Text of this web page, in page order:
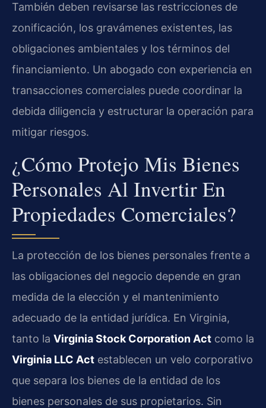
También deben revisarse las restricciones de
zonificación, los gravámenes existentes, las
obligaciones ambientales y los términos del
financiamiento. Un abogado con experiencia en
transacciones comerciales puede coordinar la
debida diligencia y estructurar la operación para
mitigar riesgos.
¿Cómo Protejo Mis Bienes
Personales Al Invertir En
Propiedades Comerciales?
La protección de los bienes personales frente a
las obligaciones del negocio depende en gran
medida de la elección y el mantenimiento
adecuado de la entidad jurídica. En Virginia,
tanto la Virginia Stock Corporation Act como la
Virginia LLC Act establecen un velo corporativo
que separa los bienes de la entidad de los
bienes personales de sus propietarios. Sin